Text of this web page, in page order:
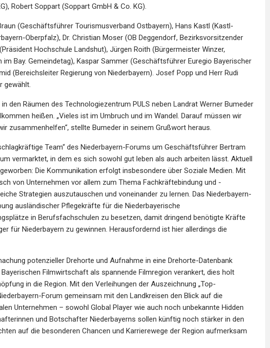
Robert Soppart (Soppart GmbH & Co. KG).
(Geschäftsführer Tourismusverband Ostbayern), Hans Kastl (Kastl-
Oberpfalz), Dr. Christian Moser (OB Deggendorf, Bezirksvorsitzender
Hochschule Landshut), Jürgen Roith (Bürgermeister Winzer,
Bay. Gemeindetag), Kaspar Sammer (Geschäftsführer Euregio Bayerischer
(Bereichsleiter Regierung von Niederbayern). Josef Popp und Herr Rudi
gewählt.
den Räumen des Technologiezentrum PULS neben Landrat Werner Bumeder
heißen. „Vieles ist im Umbruch und im Wandel. Darauf müssen wir
zusammenhelfen“, stellte Bumeder in seinem Grußwort heraus.
Team“ des Niederbayern-Forums um Geschäftsführer Bertram
vermarktet, in dem es sich sowohl gut leben als auch arbeiten lässt. Aktuell
Die Kommunikation erfolgt insbesondere über Soziale Medien. Mit
von Unternehmen vor allem zum Thema Fachkräftebindung und -
Strategien auszutauschen und voneinander zu lernen. Das Niederbayern-
ausländischer Pflegekräfte für die Niederbayerische
in Berufsfachschulen zu besetzen, damit dringend benötigte Kräfte
für Niederbayern zu gewinnen. Herausfordernd ist hier allerdings die
potenzieller Drehorte und Aufnahme in eine Drehorte-Datenbank
Filmwirtschaft als spannende Filmregion verankert, dies holt
in die Region. Mit den Verleihungen der Auszeichnung „Top-
Forum gemeinsam mit den Landkreisen den Blick auf die
Unternehmen – sowohl Global Player wie auch noch unbekannte Hidden
und Botschafter Niederbayerns sollen künftig noch stärker in den
auf die besonderen Chancen und Karrierewege der Region aufmerksam